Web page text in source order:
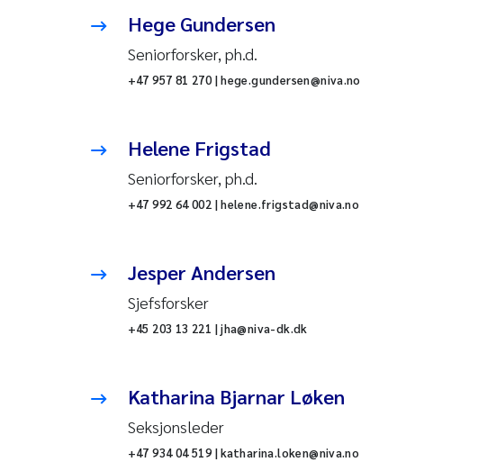
Hege Gundersen
Seniorforsker, ph.d.
+47 957 81 270 | hege.gundersen@niva.no
Helene Frigstad
Seniorforsker, ph.d.
+47 992 64 002 | helene.frigstad@niva.no
Jesper Andersen
Sjefsforsker
+45 203 13 221 | jha@niva-dk.dk
Katharina Bjarnar Løken
Seksjonsleder
+47 934 04 519 | katharina.loken@niva.no